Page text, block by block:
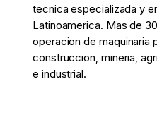
tecnica especializada y
Latinoamerica. Mas de
operacion de maquinaria
construccion, mineria,
e industrial.